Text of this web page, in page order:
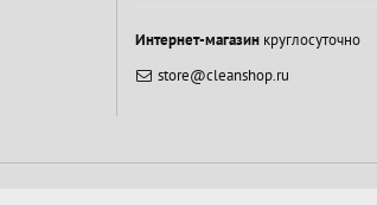
Интернет-магазинкруглосуточно
store@cleanshop.ru